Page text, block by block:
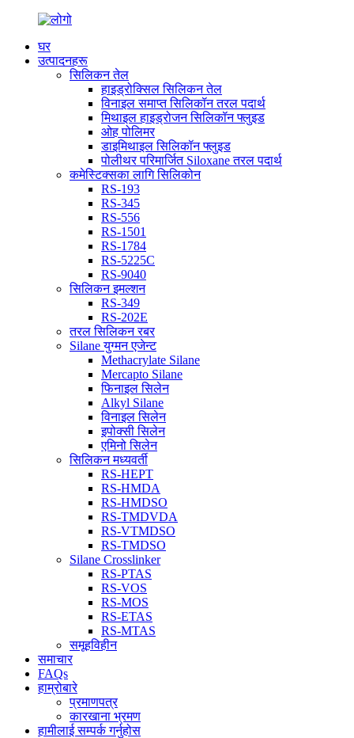
घर
उत्पादनहरू
सिलिकन तेल
हाइड्रोक्सिल सिलिकन तेल
विनाइल समाप्त सिलिकॉन तरल पदार्थ
मिथाइल हाइड्रोजन सिलिकॉन फ्लुइड
ओह पोलिमर
डाइमिथाइल सिलिकॉन फ्लुइड
पोलीथर परिमार्जित Siloxane तरल पदार्थ
कमेस्टिक्सका लागि सिलिकोन
RS-193
RS-345
RS-556
RS-1501
RS-1784
RS-5225C
RS-9040
सिलिकन इमल्शन
RS-349
RS-202E
तरल सिलिकन रबर
Silane युग्मन एजेन्ट
Methacrylate Silane
Mercapto Silane
फिनाइल सिलेन
Alkyl Silane
विनाइल सिलेन
इपोक्सी सिलेन
एमिनो सिलेन
सिलिकन मध्यवर्ती
RS-HEPT
RS-HMDA
RS-HMDSO
RS-TMDVDA
RS-VTMDSO
RS-TMDSO
Silane Crosslinker
RS-PTAS
RS-VOS
RS-MOS
RS-ETAS
RS-MTAS
समूहविहीन
समाचार
FAQs
हाम्रोबारे
प्रमाणपत्र
कारखाना भ्रमण
हामीलाई सम्पर्क गर्नुहोस